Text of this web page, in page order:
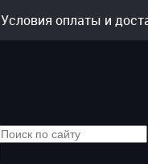
Условия оплаты и